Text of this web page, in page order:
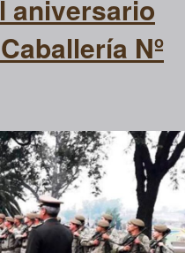
aniversario
Nº